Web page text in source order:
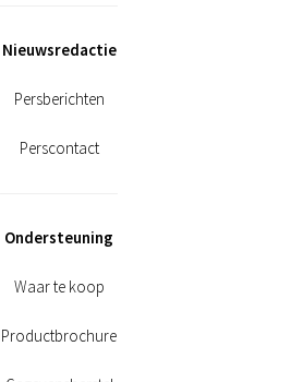
Nieuwsredactie
Persberichten
Perscontact
Ondersteuning
Waar te koop
Productbrochure